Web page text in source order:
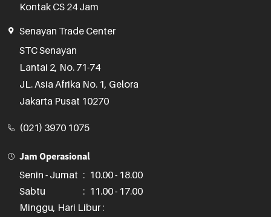
Kontak CS 24 Jam
Senayan Trade Center
STC Senayan
Lantai 2, No. 71-74
JL. Asia Afrika No. 1, Gelora
Jakarta Pusat 10270
Jam Operasional
Senin - Jumat : 10.00 - 18.00
Sabtu
: 11.00 - 17.00
Minggu, Hari Libur :
(021) 3970 1075